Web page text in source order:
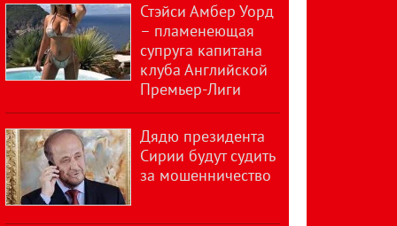
Стэйси Амбер Уорд
– пламенеющая
супруга капитана
клуба Английской
Премьер-Лиги
Дядю президента
Сирии будут судить
за мошенничество